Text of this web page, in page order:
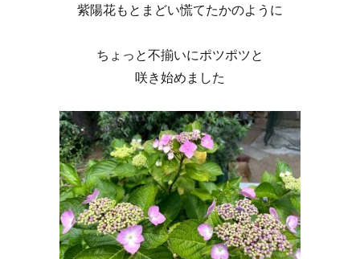
紫陽花もとまどい慌てたかのように
ちょっと不揃いにポツポツと
咲き始めました